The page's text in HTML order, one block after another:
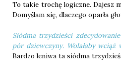
To takie trochę logiczne. Dajesz
Domyślam się, dlaczego oparła
Siódma trzydzieści
pór dziewczyny. Wolałaby wciąż
Bardzo leniwa ta siódma